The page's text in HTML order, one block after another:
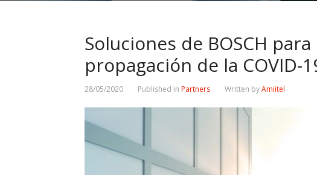
Soluciones de BOSCH
propagación de la COVID-
28/05/2020 Published in Partners Written byAmiitel